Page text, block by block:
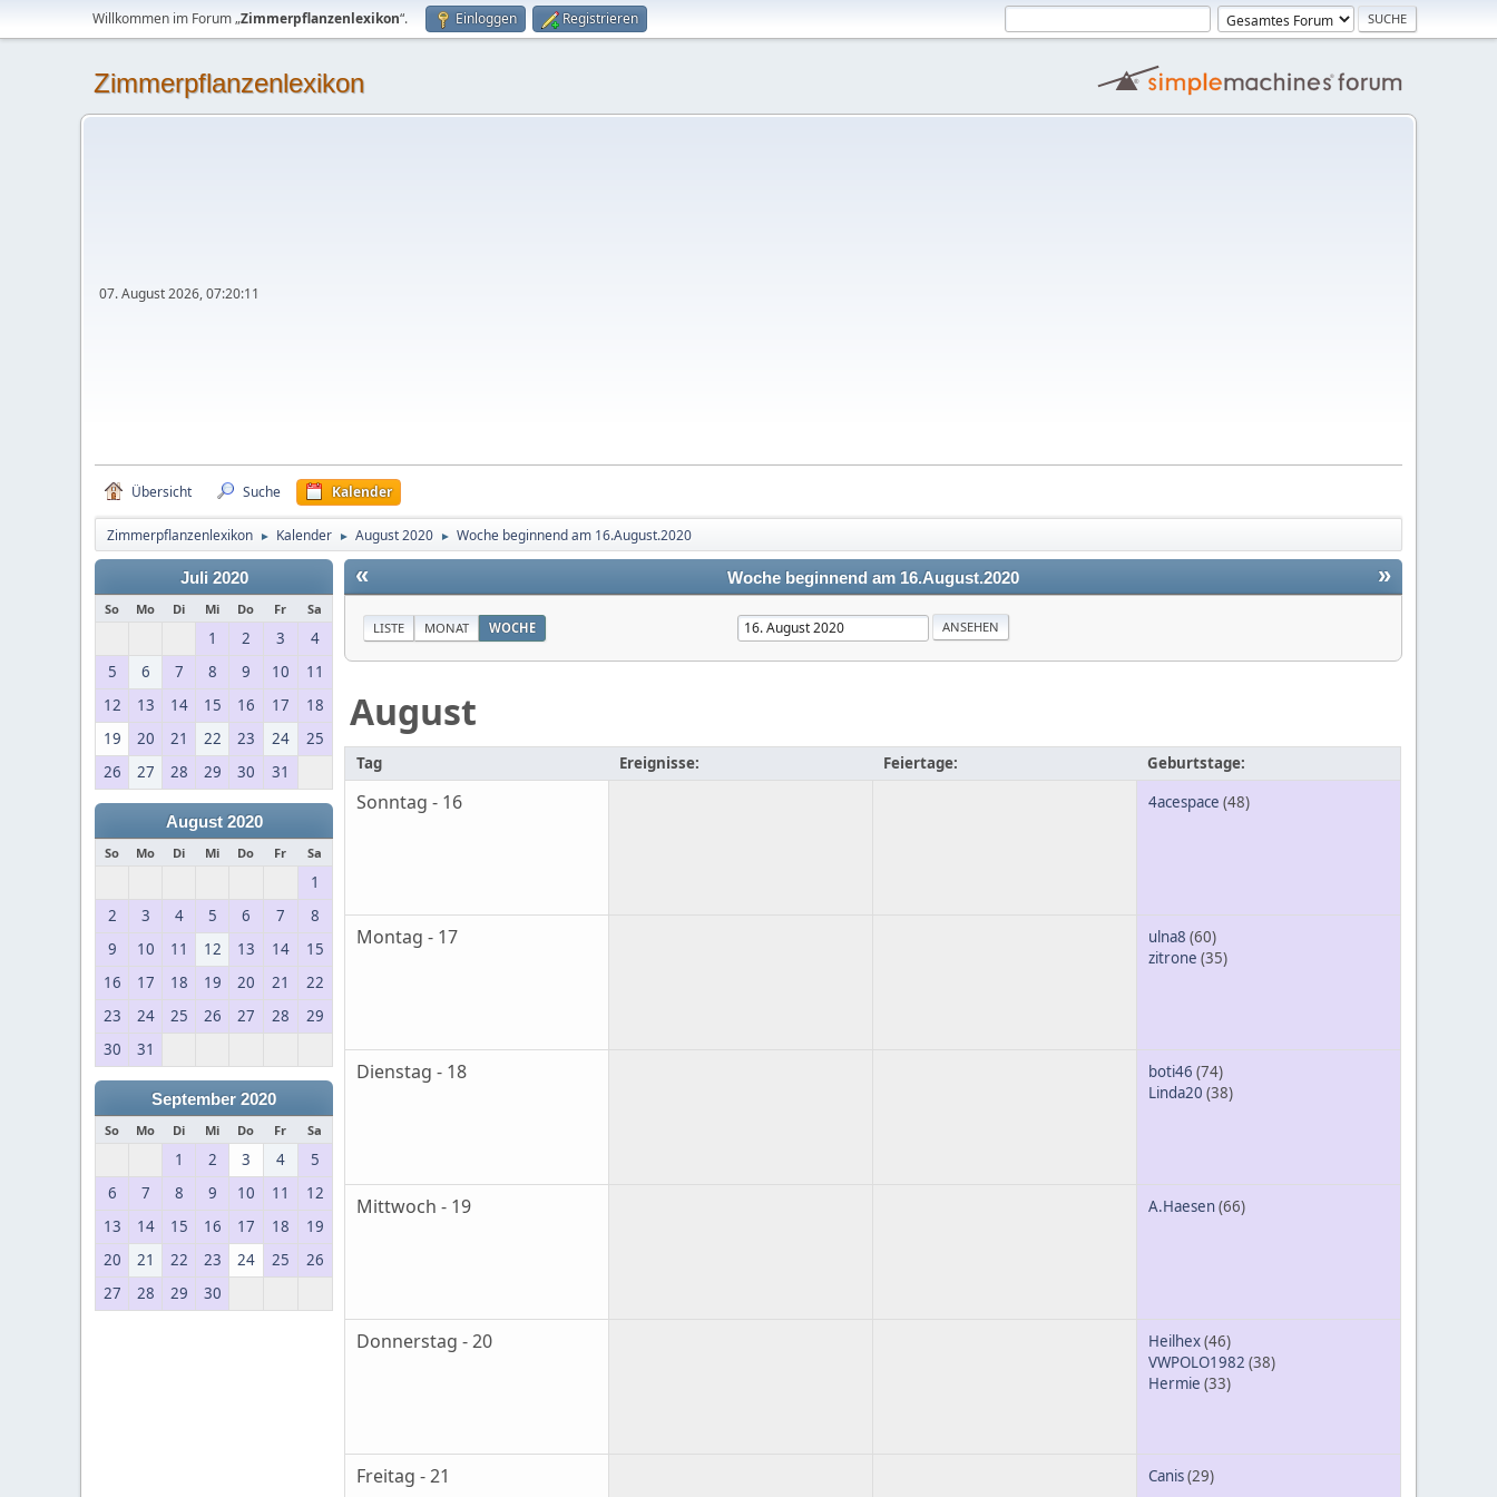
Willkommen im Forum „Zimmerpflanzenlexikon“. Einloggen Registrieren
Zimmerpflanzenlexikon
07. August 2026, 07:20:11
Übersicht Suche Kalender
Zimmerpflanzenlexikon ► Kalender ► August 2020 ► Woche beginnend am 16.August.2020
Juli 2020
So Mo Di Mi Do Fr Sa
1 2 3
4
5
6 7 8 9 10
11
12
13 14 15 16 17
18
19
20 21 22 23 24
25
26
27 28 29 30 31
August 2020
So Mo Di Mi Do Fr Sa
1
2
3 4 5 6 7
8
9
10 11 12 13 14
15
16
17 18 19 20 21
22
23
24 25 26 27 28
29
30
31
September 2020
So Mo Di Mi Do Fr Sa
1 2 3 4
5
6
7 8 9 10 11
12
13
14 15 16 17 18
19
20
21 22 23 24 25
26
27
28 29 30
« »
Woche beginnend am 16.August.2020
LISTE MONAT WOCHE
August
Tag Ereignisse: Feiertage: Geburtstage:
Sonntag - 16 4acespace (48)
Montag - 17 ulna8 (60)
zitrone (35)
Dienstag - 18 boti46 (74)
Linda20 (38)
Mittwoch - 19 A.Haesen(66)
Donnerstag - 20 Heilhex(46)
VWPOLO1982 (38)
Hermie (33)
Freitag - 21 Canis(29)